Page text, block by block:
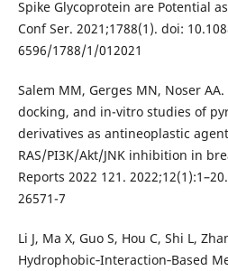
Spike Glycoprotein are Potential
Conf Ser. 2021;1788(1). doi:
6596/1788/1/012021
Salem MM, Gerges MN, Noser
docking, and in-vitro studies of
derivatives as antineoplastic
RAS/PI3K/Akt/JNK inhibition in
Reports 2022 121.
26571-7
Li J, Ma X, Guo S, Hou C, Shi L,
Hydrophobic‐Interaction‐Based